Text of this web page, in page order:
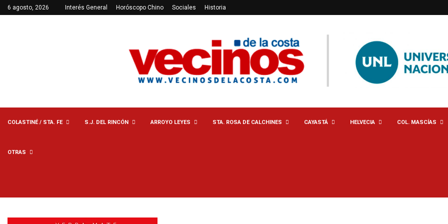
6 agosto, 2026 Interés General Horóscopo Chino Sociales Historia
COLASTINÉ / STA. FE S.J. DEL RINCÓN ARROYO LEYES STA. ROSA DE CALCHINES CAYASTÁ HELVECIA COL. MASCÍAS
OTRAS